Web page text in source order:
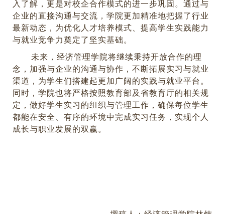
入了解，更是对校企合作模式的进一步巩固。通过与
企业的直接沟通与交流，学院更加精准地把握了行业
最新动态，为优化人才培养模式、提高学生实践能力
与就业竞争力奠定了坚实基础。
未来，经济管理学院将继续秉持开放合作的理
念，加强与企业的沟通与协作，不断拓展实习与就业
渠道，为学生们搭建起更加广阔的实践与就业平台。
同时，学院也将严格按照教育部及省教育厅的相关规
定，做好学生实习的组织与管理工作，确保每位学生
都能在安全、有序的环境中完成实习任务，实现个人
成长与职业发展的双赢。